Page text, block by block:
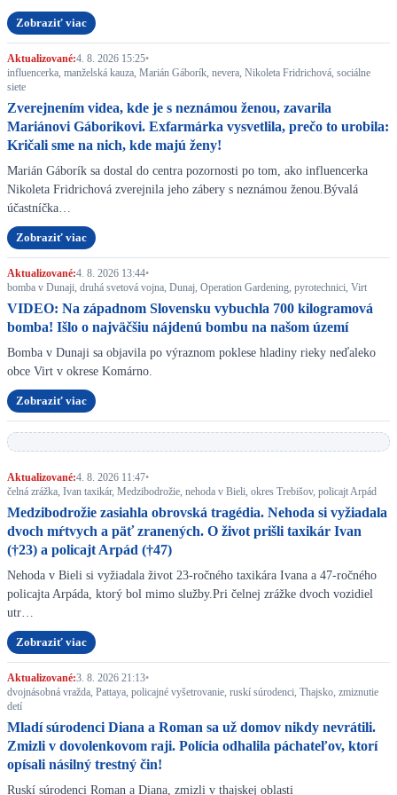
Zobraziť viac
Aktualizované:4. 8. 2026 15:25•
influencerka, manželská kauza, Marián Gáborík, nevera, Nikoleta Fridrichová, sociálne
siete
Zverejnením videa, kde je s neznámou ženou, zavarila
Mariánovi Gáborikovi. Exfarmárka vysvetlila, prečo to urobila:
Kričali sme na nich, kde majú ženy!
Marián Gáborík sa dostal do centra pozornosti po tom, ako influencerka
Nikoleta Fridrichová zverejnila jeho zábery s neznámou ženou.Bývalá
účastníčka…
Zobraziť viac
Aktualizované:4. 8. 2026 13:44•
bomba v Dunaji, druhá svetová vojna, Dunaj, Operation Gardening, pyrotechnici, Virt
VIDEO: Na západnom Slovensku vybuchla 700 kilogramová
bomba! Išlo o najväčšiu nájdenú bombu na našom území
Bomba v Dunaji sa objavila po výraznom poklese hladiny rieky neďaleko
obce Virt v okrese Komárno.
Zobraziť viac
Aktualizované:4. 8. 2026 11:47•
čelná zrážka, Ivan taxikár, Medzibodrožie, nehoda v Bieli, okres Trebišov, policajt Arpád
Medzibodrožie zasiahla obrovská tragédia. Nehoda si vyžiadala
dvoch mŕtvych a päť zranených. O život prišli taxikár Ivan
(†23) a policajt Arpád (†47)
Nehoda v Bieli si vyžiadala život 23-ročného taxikára Ivana a 47-ročného
policajta Arpáda, ktorý bol mimo služby.Pri čelnej zrážke dvoch vozidiel
utr…
Zobraziť viac
Aktualizované:3. 8. 2026 21:13•
dvojnásobná vražda, Pattaya, policajné vyšetrovanie, ruskí súrodenci, Thajsko, zmiznutie
detí
Mladí súrodenci Diana a Roman sa už domov nikdy nevrátili.
Zmizli v dovolenkovom raji. Polícia odhalila páchateľov, ktorí
opísali násilný trestný čin!
Ruskí súrodenci Roman a Diana, zmizli v thajskej oblasti